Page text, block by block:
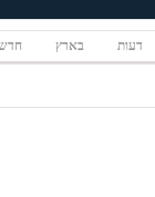
דעות בארץ